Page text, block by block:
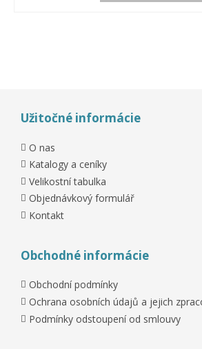
Užitočné informácie
O nas
Katalogy a ceníky
Velikostní tabulka
Objednávkový formulář
Kontakt
Obchodné informácie
Obchodní podmínky
Ochrana osobních údajů a jejich
Podmínky odstoupení od smlouvy